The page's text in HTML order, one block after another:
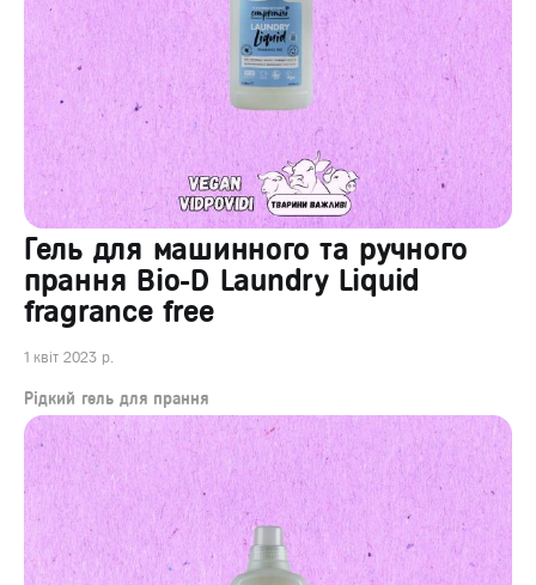
Гель для машинного та ручного
прання Bio-D Laundry Liquid
fragrance free
1 квіт 2023 р.
Рідкий гель для прання